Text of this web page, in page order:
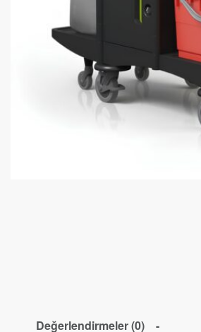
Değerlendirmeler (0)